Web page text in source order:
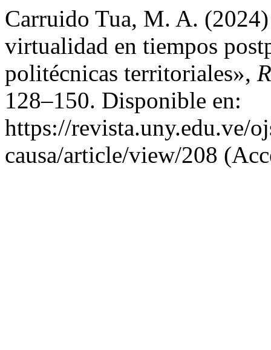
Carruido Tua, M. A.
virtualidad en tiempos
politécnicas territoriales»,
128–150. Disponible en:
https://revista.uny.edu.ve/
causa/article/view/208